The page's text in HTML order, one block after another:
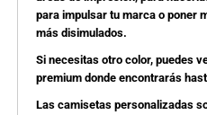
para impulsar tu marca o poner
más disimulados.
Si necesitas otro color, puedes
premium donde encontrarás
Las camisetas personalizadas